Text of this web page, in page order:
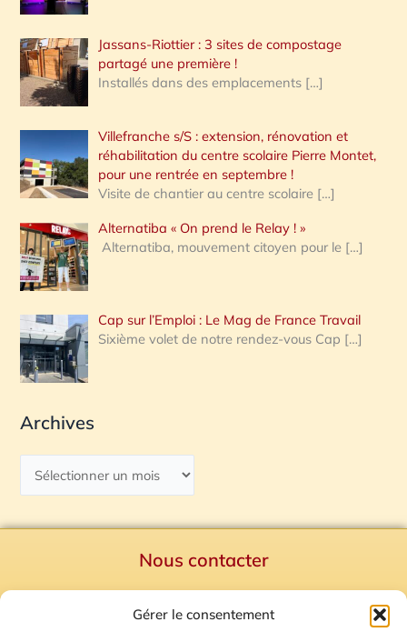
Gérer le consentement
Jassans-Riottier : 3 sites de compostage
partagé une première !
Installés dans des emplacements […]
Villefranche s/S : extension, rénovation et
réhabilitation du centre scolaire Pierre Montet,
pour une rentrée en septembre !
Visite de chantier au centre scolaire […]
Alternatiba « On prend le Relay ! »
Alternatiba, mouvement citoyen pour le […]
Cap sur l’Emploi : Le Mag de France Travail
Sixième volet de notre rendez-vous Cap […]
Archives
Nous contacter